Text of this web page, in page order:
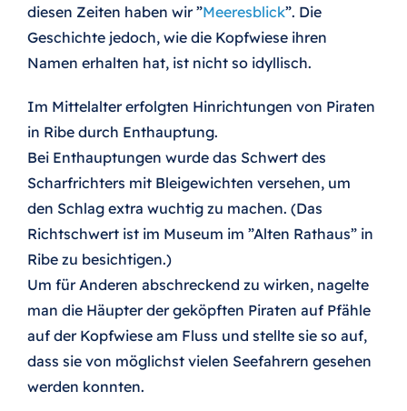
Ribes Nachtwächter
Kunst
Sport und aktive Ferien
Fahrradtour im Nationalpark Wattenmeer
Mandø
Königin Dagmar
diesen Zeiten haben wir ”Meeresblick”. Die
Geschichte jedoch, wie die Kopfwiese ihren
Namen erhalten hat, ist nicht so idyllisch.
Im Mittelalter erfolgten Hinrichtungen von Piraten
in Ribe durch Enthauptung.
Bei Enthauptungen wurde das Schwert des
Scharfrichters mit Bleigewichten versehen, um
den Schlag extra wuchtig zu machen. (Das
Richtschwert ist im Museum im ”Alten Rathaus” in
Ribe zu besichtigen.)
Um für Anderen abschreckend zu wirken, nagelte
man die Häupter der geköpften Piraten auf Pfähle
auf der Kopfwiese am Fluss und stellte sie so auf,
dass sie von möglichst vielen Seefahrern gesehen
werden konnten.